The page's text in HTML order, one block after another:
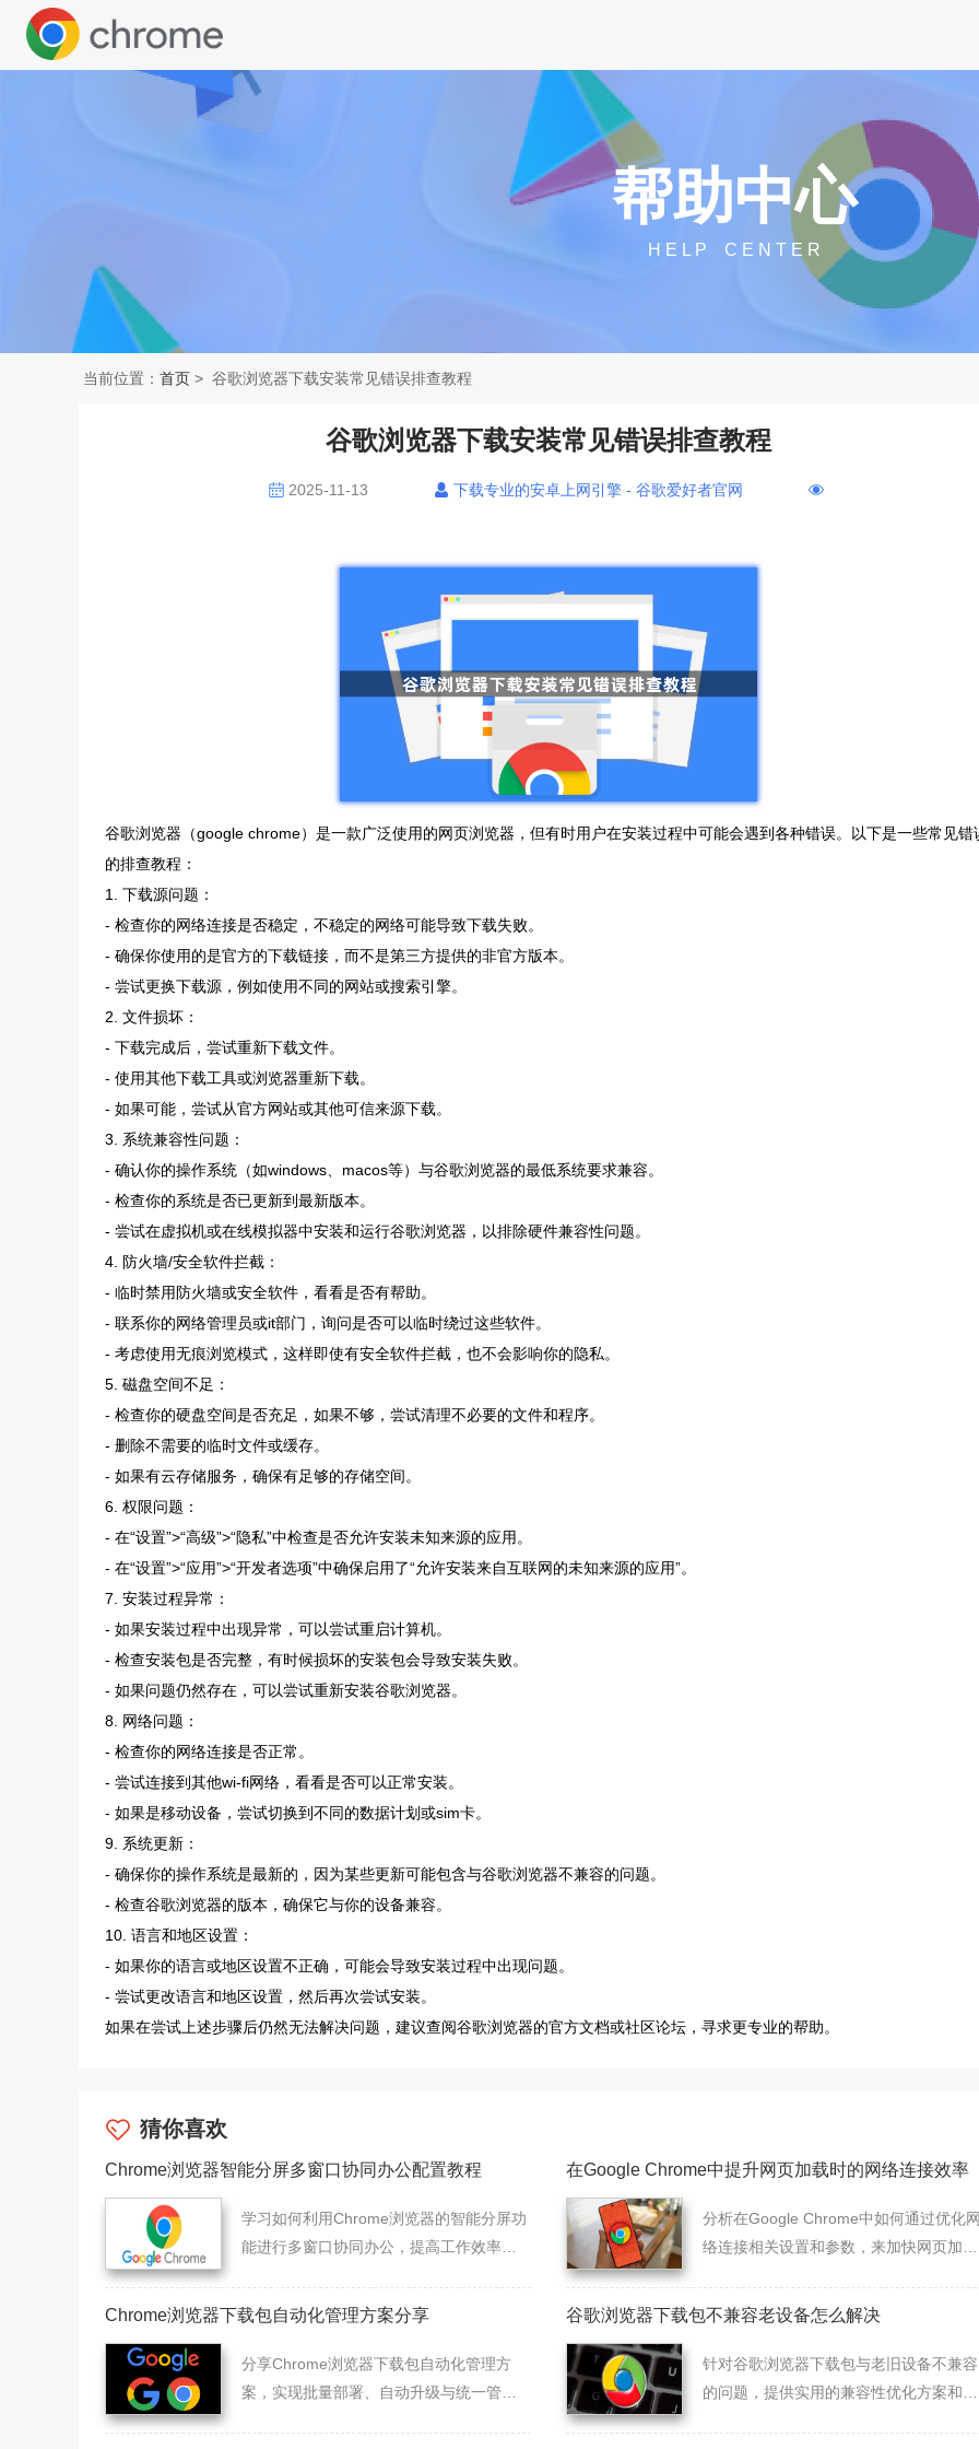
帮助中心
H E L P C E N T E R
当前位置： 首页 > 谷歌浏览器下载安装常见错误排查教程
谷歌浏览器下载安装常见错误排查教程
2025-11-13 下载专业的安卓上网引擎 - 谷歌爱好者官网
谷歌浏览器（google chrome）是一款广泛使用的网页浏览器，但有时用户在安装过程中可能会遇到各种错误。以下是一些常见错
的排查教程：
1. 下载源问题：
- 检查你的网络连接是否稳定，不稳定的网络可能导致下载失败。
- 确保你使用的是官方的下载链接，而不是第三方提供的非官方版本。
- 尝试更换下载源，例如使用不同的网站或搜索引擎。
2. 文件损坏：
- 下载完成后，尝试重新下载文件。
- 使用其他下载工具或浏览器重新下载。
- 如果可能，尝试从官方网站或其他可信来源下载。
3. 系统兼容性问题：
- 确认你的操作系统（如windows、macos等）与谷歌浏览器的最低系统要求兼容。
- 检查你的系统是否已更新到最新版本。
- 尝试在虚拟机或在线模拟器中安装和运行谷歌浏览器，以排除硬件兼容性问题。
4. 防火墙/安全软件拦截：
- 临时禁用防火墙或安全软件，看看是否有帮助。
- 联系你的网络管理员或it部门，询问是否可以临时绕过这些软件。
- 考虑使用无痕浏览模式，这样即使有安全软件拦截，也不会影响你的隐私。
5. 磁盘空间不足：
- 检查你的硬盘空间是否充足，如果不够，尝试清理不必要的文件和程序。
- 删除不需要的临时文件或缓存。
- 如果有云存储服务，确保有足够的存储空间。
6. 权限问题：
- 在“设置”>“高级”>“隐私”中检查是否允许安装未知来源的应用。
- 在“设置”>“应用”>“开发者选项”中确保启用了“允许安装来自互联网的未知来源的应用”。
7. 安装过程异常：
- 如果安装过程中出现异常，可以尝试重启计算机。
- 检查安装包是否完整，有时候损坏的安装包会导致安装失败。
- 如果问题仍然存在，可以尝试重新安装谷歌浏览器。
8. 网络问题：
- 检查你的网络连接是否正常。
- 尝试连接到其他wi-fi网络，看看是否可以正常安装。
- 如果是移动设备，尝试切换到不同的数据计划或sim卡。
9. 系统更新：
- 确保你的操作系统是最新的，因为某些更新可能包含与谷歌浏览器不兼容的问题。
- 检查谷歌浏览器的版本，确保它与你的设备兼容。
10. 语言和地区设置：
- 如果你的语言或地区设置不正确，可能会导致安装过程中出现问题。
- 尝试更改语言和地区设置，然后再次尝试安装。
如果在尝试上述步骤后仍然无法解决问题，建议查阅谷歌浏览器的官方文档或社区论坛，寻求更专业的帮助。
猜你喜欢
Chrome浏览器智能分屏多窗口协同办公配置教程
学习如何利用Chrome浏览器的智能分屏功
能进行多窗口协同办公，提高工作效率和
在Google Chrome中提升网页加载时的网络连接效率
分析在Google Chrome中如何通过优化
络连接相关设置和参数，来加快网页加载
Chrome浏览器下载包自动化管理方案分享
分享Chrome浏览器下载包自动化管理方
案，实现批量部署、自动升级与统一管
谷歌浏览器下载包不兼容老设备怎么解决
针对谷歌浏览器下载包与老旧设备不兼容
的问题，提供实用的兼容性优化方案和安